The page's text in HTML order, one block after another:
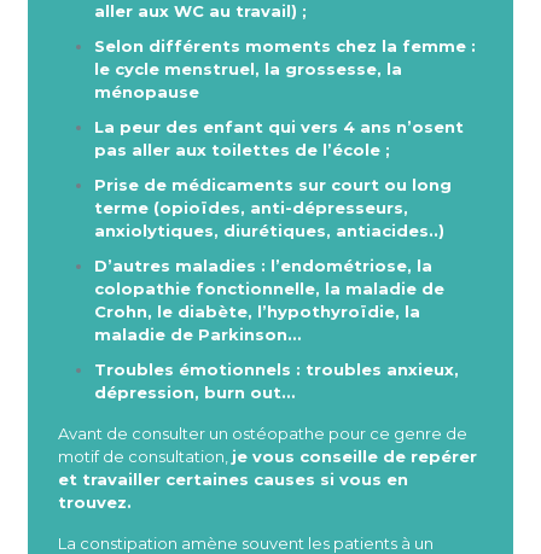
aller aux WC au travail) ;
Selon différents moments chez la femme :
le cycle menstruel, la grossesse, la
ménopause
La peur des enfant qui vers 4 ans n’osent
pas aller aux toilettes de l’école ;
Prise de médicaments sur court ou long
terme (opioïdes, anti-dépresseurs,
anxiolytiques, diurétiques, antiacides..)
D’autres maladies : l’endométriose, la
colopathie fonctionnelle, la maladie de
Crohn, le diabète, l’hypothyroïdie, la
maladie de Parkinson…
Troubles émotionnels : troubles anxieux,
dépression, burn out…
Avant de consulter un ostéopathe pour ce genre de
motif de consultation, je vous conseille de repérer
et travailler certaines causes si vous en
trouvez.
La constipation amène souvent les patients à un